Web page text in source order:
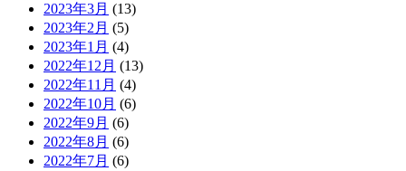
2023年3月 (13)
2023年2月 (5)
2023年1月 (4)
2022年12月 (13)
2022年11月 (4)
2022年10月 (6)
2022年9月 (6)
2022年8月 (6)
2022年7月 (6)